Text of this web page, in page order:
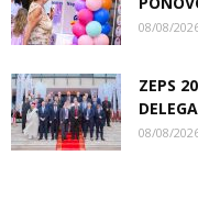
08/08/
ZEPS
08/08/